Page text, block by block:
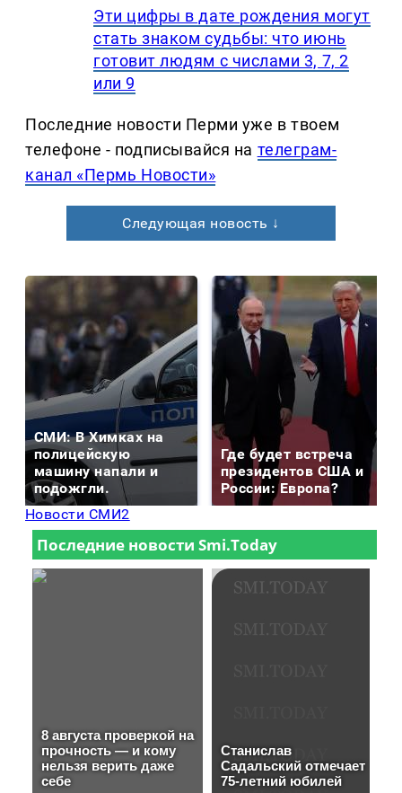
Эти цифры в дате рождения могут
стать знаком судьбы: что июнь
готовит людям с числами 3, 7, 2
или 9
Последние новости Перми уже в твоем
телефоне - подписывайся на телеграм-
канал «Пермь Новости»
Следующая новость ↓
СМИ: В Химках на
полицейскую
машину напали и
подожгли.
Где будет встреча
президентов США и
России: Европа?
Новости СМИ2